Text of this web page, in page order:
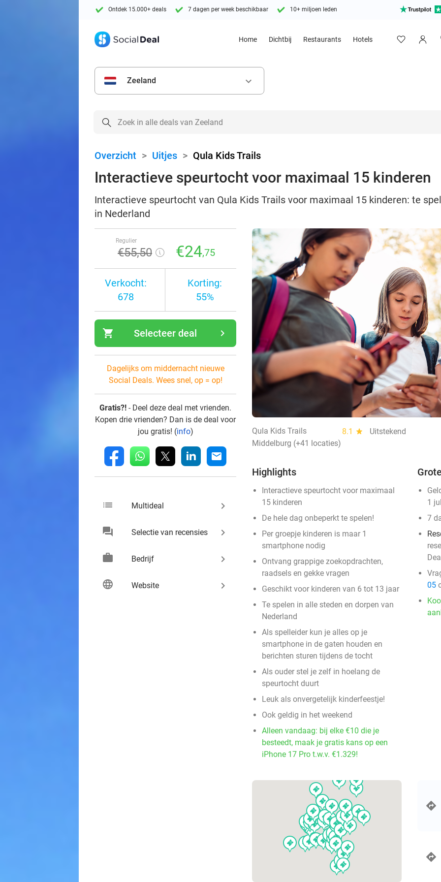
Ontdek 15.000+ deals 7 dagen per week beschikbaar 10+ miljoen leden
Home Dichtbij Restaurants Hotels
Zeeland keyboard_arrow_down
Overzicht > Uitjes > Qula Kids Trails
Interactieve speurtocht voor maximaal 15 kinderen
Interactieve speurtocht van Qula Kids Trails voor maximaal 15 kinderen: te
in Nederland
Regulier
€55,50 €24,75
Verkocht:
678
Korting:
55%
shopping_cart navigate_next
Selecteer deal
Dagelijks om middernacht nieuwe
Social Deals. Wees snel, op = op!
Gratis?! - Deel deze deal met vrienden.
Kopen drie vrienden? Dan is de deal voor
jou gratis! (info)
fb whatsapp linkedin mail
list Multideal keyboard_arrow_right
chat Selectie van recensies keyboard_arrow_right
work Bedrijf keyboard_arrow_right
language Website keyboard_arrow_right
Qula Kids Trails 8.1 star
Uitstekend
Middelburg (+41 locaties)
Highlights
Interactieve speurtocht voor maximaal
15 kinderen
De hele dag onbeperkt te spelen!
Per groepje kinderen is maar 1
smartphone nodig
Ontvang grappige zoekopdrachten,
raadsels en gekke vragen
Geschikt voor kinderen van 6 tot 13 jaar
Te spelen in alle steden en dorpen van
Nederland
Als spelleider kun je alles op je
smartphone in de gaten houden en
berichten sturen tijdens de tocht
Als ouder stel je zelf in hoelang de
speurtocht duurt
Leuk als onvergetelijk kinderfeestje!
Ook geldig in het weekend
Alleen vandaag: bij elke €10 die je
besteedt, maak je gratis kans op een
iPhone 17 Pro t.w.v. €1.329!
1
7
05
events eventsevents
events
events
events
eventseventsevents
events
events
events
events
events
events
events
events
events
events
events
events
events
events
events
events
events
events
events
events
events
events
events
events
events
events
events
events
events
events
events
events
events